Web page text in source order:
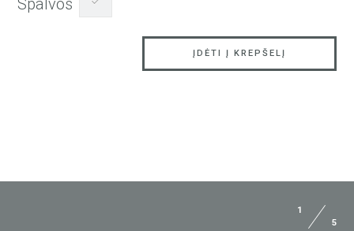
Spalvos
ĮDĖTI Į KREPŠELĮ
1
5